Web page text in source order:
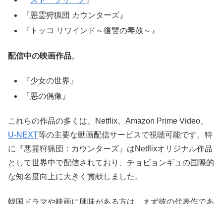
『悪霊狩猟団 カウンターズ』
『トッコ リワインド～復讐の毒鼓～』
配信中の映画作品。
『少女の世界』
『悪の偶像』
これらの作品の多くは、Netflix、Amazon Prime Video、
U-NEXT等の主要な動画配信サービスで視聴可能です。特
に『悪霊狩猟団：カウンターズ』はNetflixオリジナル作品
として世界中で配信されており、チョビョンギュの国際的
な知名度向上に大きく貢献しました。
韓国ドラマや映画に興味がある方は、まず彼の代表作であ